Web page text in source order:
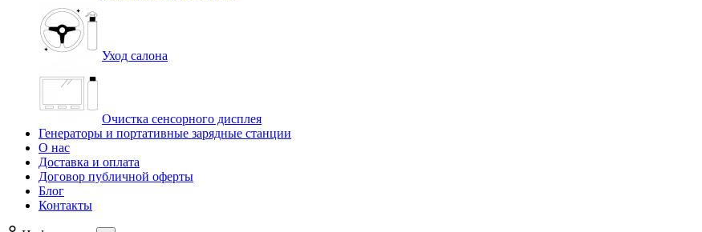
Уход салона
Очистка сенсорного дисплея
Генераторы и портативные зарядные станции
О нас
Доставка и оплата
Договор публичной оферты
Блог
Контакты